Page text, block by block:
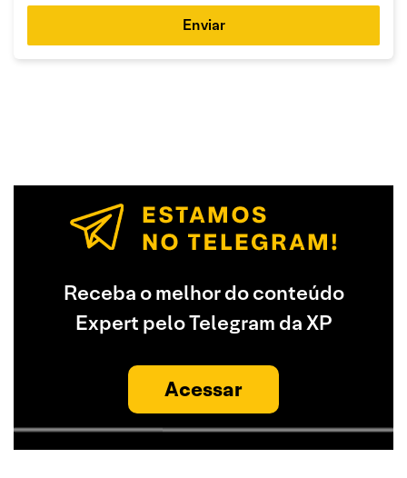
Enviar
Receba o melhor do conteúdo
Expert pelo Telegram da XP
Acessar